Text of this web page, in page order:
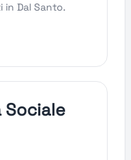
in Dal Santo.
Sociale